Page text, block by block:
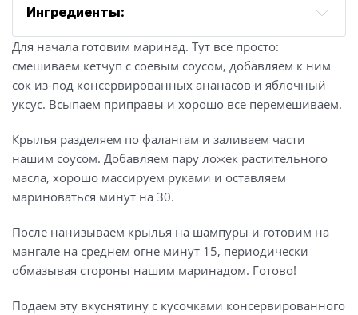
Ингредиенты:
куриные крылья — 1,5 кг;
томатный кетчуп — 100 гр;
соевый соус – 80 гр;
яблочный уксус — 2 ст. ложки;
сироп консервированных ананасов — 100 мл;
сухой чеснок — 1 ч. ложка;
паприка — 1 ч. ложка;
растительное масло — 2 ст. ложки.
Для начала готовим маринад. Тут все просто:
смешиваем кетчуп с соевым соусом, добавляем к ним
сок из-под консервированных ананасов и яблочный
уксус. Всыпаем приправы и хорошо все перемешиваем.
Крылья разделяем по фалангам и заливаем части
нашим соусом. Добавляем пару ложек растительного
масла, хорошо массируем руками и оставляем
мариноваться минут на 30.
После нанизываем крылья на шампуры и готовим на
мангале на среднем огне минут 15, периодически
обмазывая стороны нашим маринадом. Готово!
Подаем эту вкуснятину с кусочками консервированного